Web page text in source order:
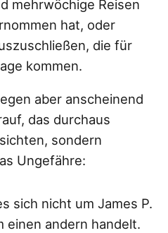
mehrwöchige Reisen
hat, oder
die für
kommen.
aber anscheinend
das durchaus
sondern
Ungefähre:
sich nicht um James P.
einen andern handelt.